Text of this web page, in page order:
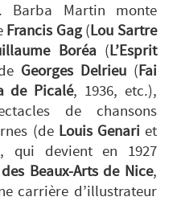
Barba Martin monte
Francis Gag(Lou Sartre
Boréa(L’Esprit
Georges Delrieu (Fai
de Picalé, 1936, etc.),
de chansons
(de Louis Genariet
, qui devient en 1927
Beaux-Arts de Nice,
carrière d’illustrateur